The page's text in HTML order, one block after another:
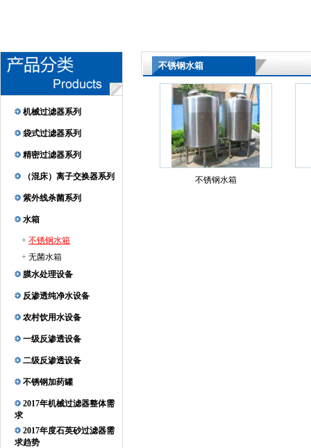
机械过滤器系列
袋式过滤器系列
精密过滤器系列
（混床）离子交换器系列
紫外线杀菌系列
水箱
+ 不锈钢水箱
+ 无菌水箱
膜水处理设备
反渗透纯净水设备
农村饮用水设备
一级反渗透设备
二级反渗透设备
不锈钢加药罐
2017年机械过滤器整体需
求
2017年度石英砂过滤器需
求趋势
不锈钢水箱
不锈钢水箱